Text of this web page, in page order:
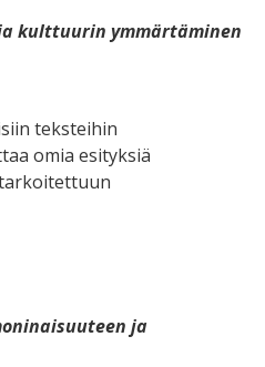
kulttuurin ymmärtäminen
teksteihin
omia esityksiä
ja